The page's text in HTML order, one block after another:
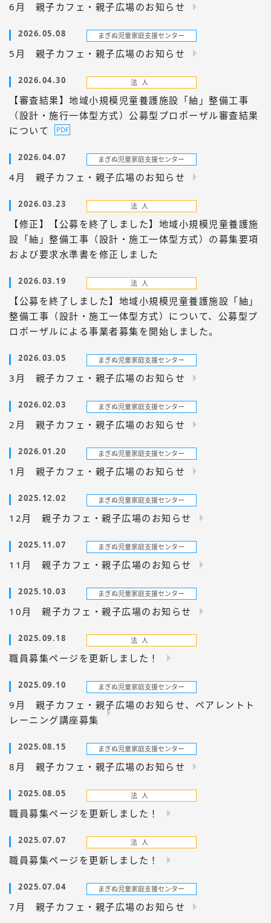
6月 親子カフェ・親子広場のお知らせ
2026.05.08
5月 親子カフェ・親子広場のお知らせ
2026.04.30
【審査結果】地域小規模児童養護施設「紬」整備工事
（設計・施行一体型方式）公募型プロポーザル審査結果
について
2026.04.07
4月 親子カフェ・親子広場のお知らせ
2026.03.23
【修正】【公募を終了しました】地域小規模児童養護施
設「紬」整備工事（設計・施工一体型方式）の募集要項
および要求水準書を修正しました
2026.03.19
【公募を終了しました】地域小規模児童養護施設「紬」
整備工事（設計・施工一体型方式）について、公募型プ
ロポーザルによる事業者募集を開始しました。
2026.03.05
3月 親子カフェ・親子広場のお知らせ
2026.02.03
2月 親子カフェ・親子広場のお知らせ
2026.01.20
1月 親子カフェ・親子広場のお知らせ
2025.12.02
12月 親子カフェ・親子広場のお知らせ
2025.11.07
11月 親子カフェ・親子広場のお知らせ
2025.10.03
10月 親子カフェ・親子広場のお知らせ
2025.09.18
職員募集ページを更新しました！
2025.09.10
9月 親子カフェ・親子広場のお知らせ、ペアレントト
レーニング講座募集
2025.08.15
8月 親子カフェ・親子広場のお知らせ
2025.08.05
職員募集ページを更新しました！
2025.07.07
職員募集ページを更新しました！
2025.07.04
7月 親子カフェ・親子広場のお知らせ